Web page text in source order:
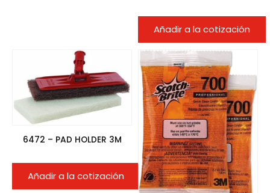
Añadir a la cotización
6472 – PAD HOLDER 3M
Añadir a la cotización